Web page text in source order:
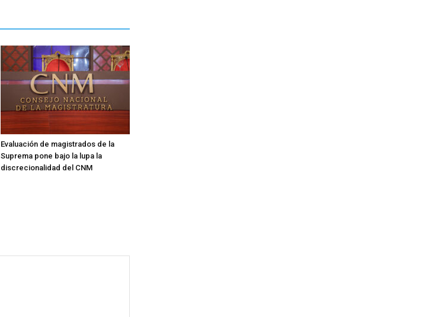
Evaluación de magistrados de la
Suprema pone bajo la lupa la
discrecionalidad del CNM